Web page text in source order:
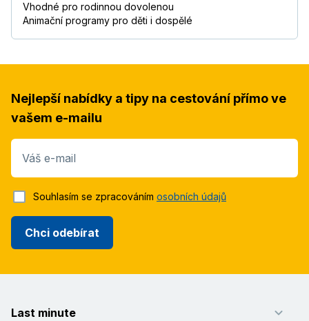
Vhodné pro rodinnou dovolenou
Animační programy pro děti i dospělé
Nejlepší nabídky a tipy na cestování přímo ve
vašem e-mailu
Váš e-mail
Chci odebírat
Souhlasím se zpracováním osobních údajů
Last minute